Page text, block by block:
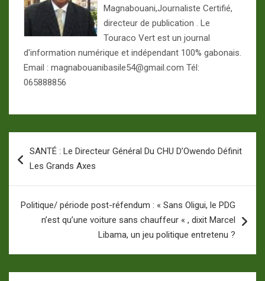
Magnabouani,Journaliste Certifié,
directeur de publication . Le
Touraco Vert est un journal
d'information numérique et indépendant 100% gabonais.
Email : magnabouanibasile54@gmail.com Tél:
065888856
de
SANTÉ : Le Directeur Général Du CHU D’Owendo Définit
Les Grands Axes
Politique/ période post-réfendum : « Sans Oligui, le PDG
n’est qu’une voiture sans chauffeur « , dixit Marcel
Libama, un jeu politique entretenu ?